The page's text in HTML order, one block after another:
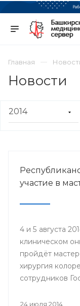
Главная
Новости
участие в
4 и 5 августа
клиническом
пройдёт
хирургия
сотрудников
24 июля 2014